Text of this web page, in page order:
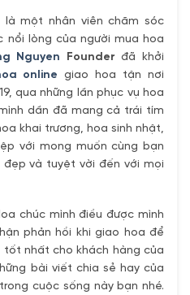
một nhân viên chăm sóc
nổi lòng của người mua hoa
Nguyen Founder đã khởi
online giao hoa tận nơi
qua những lần phục vụ hoa
dần đã mang cả trái tím
khai trương, hoa sinh nhật,
với mong muốn cùng bạn
và tuyệt vời đến với mọi
chúc mình điều được mình
phản hồi khi giao hoa để
nhất cho khách hàng của
bài viết chia sẻ hay của
cuộc sống này bạn nhé.